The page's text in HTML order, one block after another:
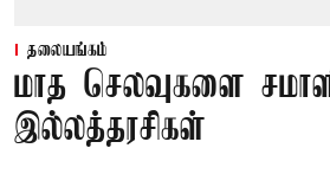
தலையங்கம்
மாத செலவுகளை
இல்லத்தரசிகள்